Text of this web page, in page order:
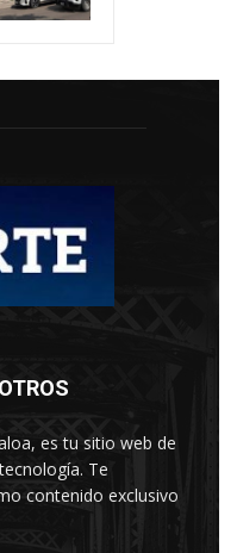
es tu sitio web de
Te
contenido exclusivo